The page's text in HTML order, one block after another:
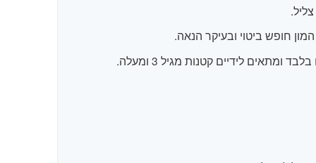
חופש ביטוי ובעיקר הנאה.